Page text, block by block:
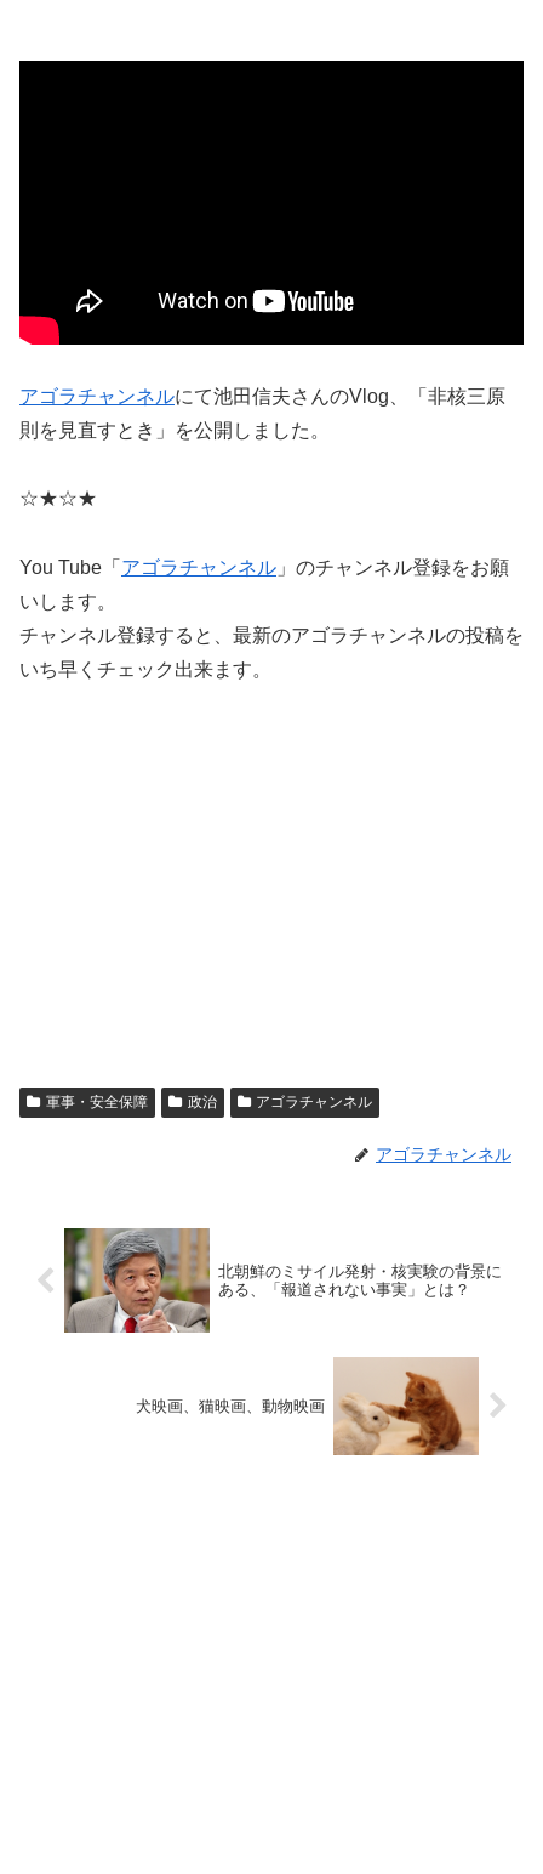
アゴラチャンネルにて池田信夫さんのVlog、「非核三原
則を見直すとき」を公開しました。
☆★☆★
You Tube「 アゴラチャンネル 」のチャンネル登録をお願
いします。
チャンネル登録すると、最新のアゴラチャンネルの投稿を
いち早くチェック出来ます。
軍事・安全保障 政治 アゴラチャンネル
アゴラチャンネル
北朝鮮のミサイル発射・核実験の背景に
ある、「報道されない事実」とは？
犬映画、猫映画、動物映画